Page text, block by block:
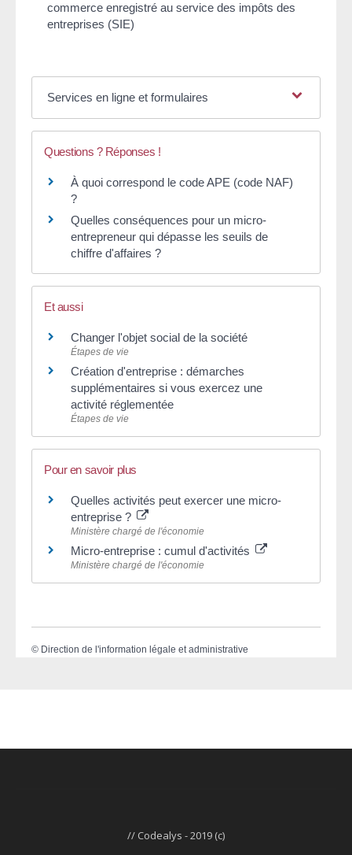
commerce enregistré au service des impôts des
entreprises (SIE)
Services en ligne et formulaires
Questions ? Réponses !
À quoi correspond le code APE (code NAF)
?
Quelles conséquences pour un micro-
entrepreneur qui dépasse les seuils de
chiffre d'affaires ?
Et aussi
Changer l'objet social de la société
Étapes de vie
Création d'entreprise : démarches
supplémentaires si vous exercez une
activité réglementée
Étapes de vie
Pour en savoir plus
Quelles activités peut exercer une micro-
entreprise ?
Ministère chargé de l'économie
Micro-entreprise : cumul d'activités
Ministère chargé de l'économie
© Direction de l'information légale et administrative
// Codealys - 2019 (c)